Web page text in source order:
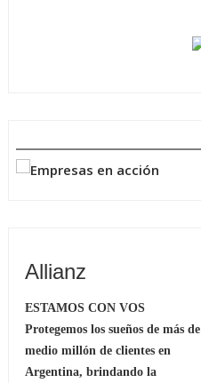
Allianz
ESTAMOS CON VOS
Protegemos los sueños de más de
medio millón de clientes en
Argentina, brindando la